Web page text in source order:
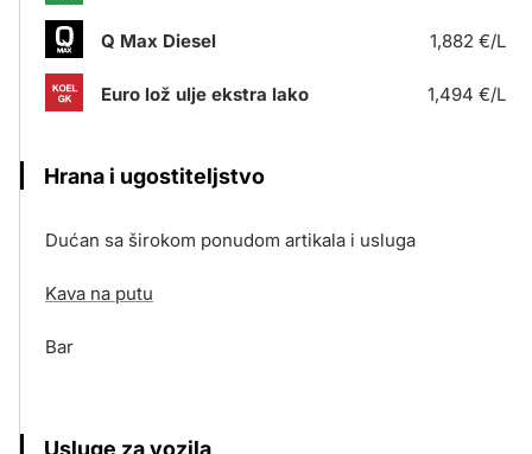
Q Max Diesel 1,882 €/L
Euro lož ulje ekstra lako 1,494 €/L
Hrana i ugostiteljstvo
Dućan sa širokom ponudom artikala i usluga
Kava na putu
Bar
Usluge za vozila